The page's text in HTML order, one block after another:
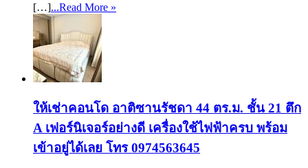
[…]...Read More »
ให้เช่าคอนโด อาติซานรัชดา 44 ตร.ม. ชั้น 21 ตึก
A เฟอร์นิเจอร์อย่างดี เครื่องใช้ไฟฟ้าครบ พร้อม
เข้าอยู่ได้เลย โทร 0974563645